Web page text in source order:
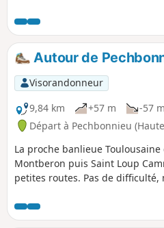
Autour de
Visorandonneur
9,84 km
+57 m -57 m
Départ à Pechbonnieu
La proche banlieue
Montberon puis Saint Loup
petites routes. Pas de difficulté,